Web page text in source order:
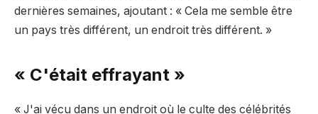
dernières semaines, ajoutant : « Cela me semble être
un pays très différent, un endroit très différent. »
« C'était effrayant »
« J'ai vécu dans un endroit où le culte des célébrités